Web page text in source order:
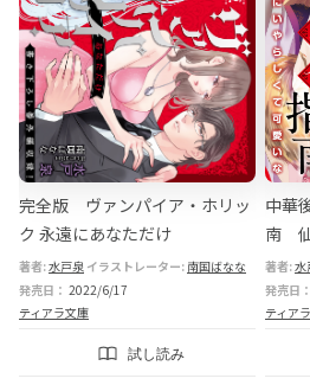
圓さくらイラストレーター:池上紗京壱也駒田ハチ
完全版 ヴァンパイア・ホリッ
ク 永遠にあなただけ
著者:水戸泉 イラストレーター: 南国ばなな
発売日： 2022/6/17
ティアラ文庫
試し読み
中華
南 仙
著者:水
発売日：
ティア